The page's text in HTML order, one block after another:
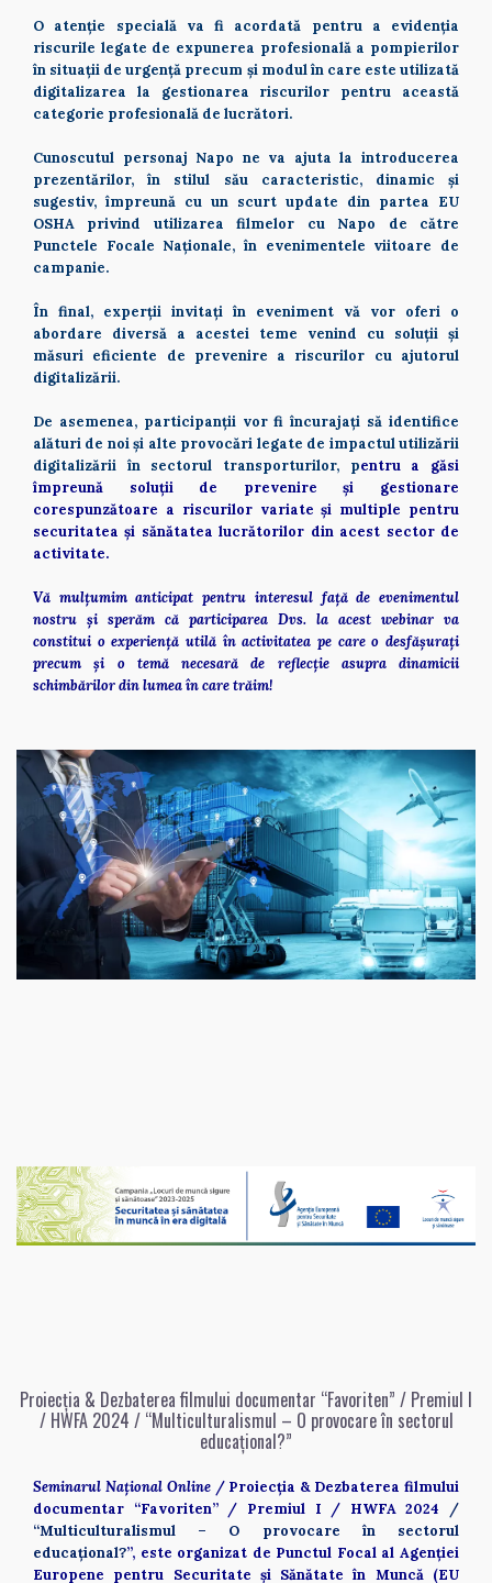
O atenție specială va fi acordată pentru a evidenția
riscurile legate de expunerea profesională a pompierilor
în situații de urgență precum și modul în care este utilizată
digitalizarea la gestionarea riscurilor pentru această
categorie profesională de lucrători.
Cunoscutul personaj Napo ne va ajuta la introducerea
prezentărilor, în stilul său caracteristic, dinamic și
sugestiv, împreună cu un scurt update din partea EU
OSHA privind utilizarea filmelor cu Napo de către
Punctele Focale Naționale, în evenimentele viitoare de
campanie.
În final, experții invitați în eveniment vă vor oferi o
abordare diversă a acestei teme venind cu soluții și
măsuri eficiente de prevenire a riscurilor cu ajutorul
digitalizării.
De asemenea, participanții vor fi încurajați să identifice
alături de noi și alte provocări legate de impactul utilizării
digitalizării în sectorul transporturilor, pentru a găsi
împreună soluții de prevenire și gestionare
corespunzătoare a riscurilor variate și multiple pentru
securitatea și sănătatea lucrătorilor din acest sector de
activitate.
Vă mulțumim anticipat pentru interesul față de evenimentul
nostru și sperăm că participarea Dvs. la acest webinar va
constitui o experiență utilă în activitatea pe care o desfășurați
precum și o temă necesară de reflecție asupra dinamicii
schimbărilor din lumea în care trăim!
Proiecția & Dezbaterea filmului documentar “Favoriten” / Premiul I
/ HWFA 2024 / “Multiculturalismul – O provocare în sectorul
educațional?”
Seminarul Național Online / Proiecția & Dezbaterea filmului
documentar “Favoriten” / Premiul I / HWFA 2024
/
“Multiculturalismul – O provocare în sectorul
educațional?”, este organizat de Punctul Focal al Agenţiei
Europene pentru Securitate şi Sănătate în Muncă (EU